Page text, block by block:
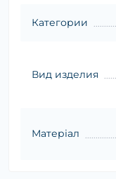
Категории
Вид изделия
Матеріал